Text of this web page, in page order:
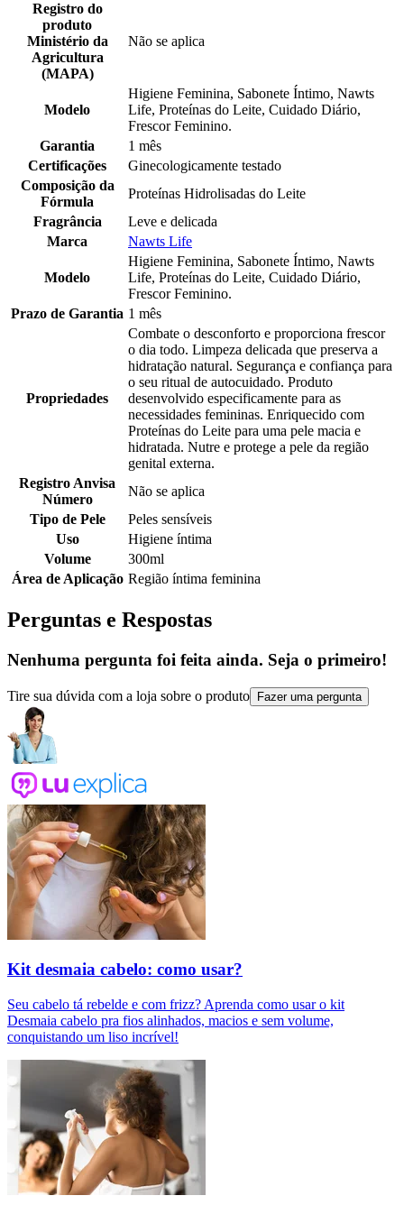
Registro do
produto
Ministério da
Agricultura
(MAPA)
Não se aplica
Modelo
Higiene Feminina, Sabonete Íntimo, Nawts
Life, Proteínas do Leite, Cuidado Diário,
Frescor Feminino.
Garantia
1 mês
Certificações
Ginecologicamente testado
Composição da
Fórmula
Proteínas Hidrolisadas do Leite
Fragrância
Leve e delicada
Marca
Nawts Life
Modelo
Higiene Feminina, Sabonete Íntimo, Nawts
Life, Proteínas do Leite, Cuidado Diário,
Frescor Feminino.
Prazo de Garantia 1 mês
Propriedades
Combate o desconforto e proporciona frescor
o dia todo. Limpeza delicada que preserva a
hidratação natural. Segurança e confiança para
o seu ritual de autocuidado. Produto
desenvolvido especificamente para as
necessidades femininas. Enriquecido com
Proteínas do Leite para uma pele macia e
hidratada. Nutre e protege a pele da região
genital externa.
Registro Anvisa
Número
Não se aplica
Tipo de Pele
Peles sensíveis
Uso
Higiene íntima
Volume
300ml
Área de Aplicação Região íntima feminina
Perguntas e Respostas
Nenhuma pergunta foi feita ainda. Seja o primeiro!
Tire sua dúvida com a loja sobre o produto Fazer uma pergunta
Kit desmaia cabelo: como usar?
Seu cabelo tá rebelde e com frizz? Aprenda como usar o kit
Desmaia cabelo pra fios alinhados, macios e sem volume,
conquistando um liso incrível!